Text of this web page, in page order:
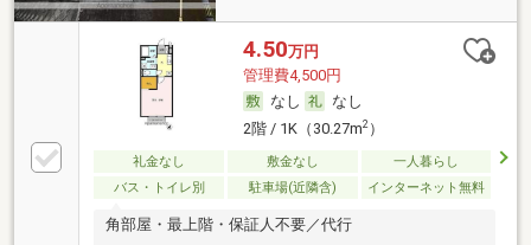
4.50万円
管理費4,500円
なし
なし
2階 / 1K（30.27m2）
礼金なし 敷金なし
一人暮らし
バス・トイレ別
駐車場(近隣含) インターネット無料
角部屋・最上階・保証人不要／代行